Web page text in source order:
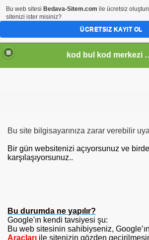
kod bul kod merkezi kod dünyası kodyagmurları
Bu site bilgisayarınıza zarar verebilir
Bir gün websitenizi açıyorsunuz ve
karşılaşıyorsunuz..
Bu durumda ne yapılır?
Google'ın kendi tavsiyesi şu:
Bu web sitesinin sahibiyseniz, Google’ın
Araçları ile sitenizin gözden
Bu web sitesi Bedava-Sitem.com ile ücretsiz
sitenizi ister misiniz?
ÜCRETSIZ KAYIT OL